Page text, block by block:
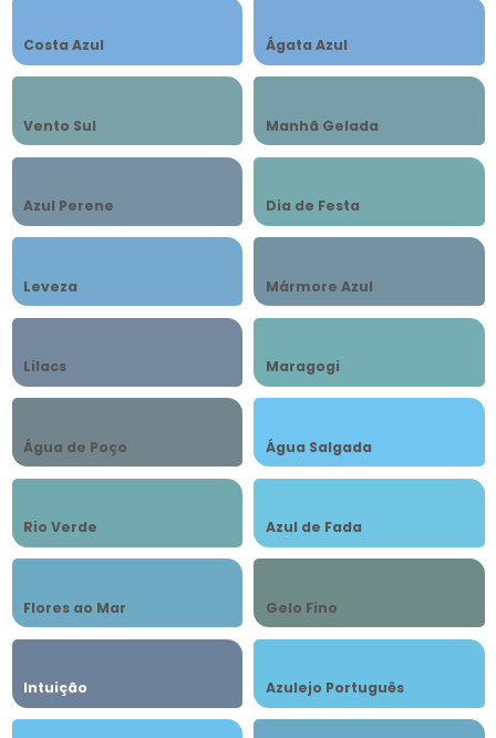
Costa Azul Ágata Azul
Vento Sul Manhã Gelada
Azul Perene Dia de Festa
Leveza Mármore Azul
Lilacs Maragogi
Água de Poço Água Salgada
Rio Verde Azul de Fada
Flores ao Mar Gelo Fino
Intuição Azulejo Português